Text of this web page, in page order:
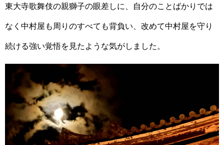
東大寺歌舞伎の親獅子の眼差しに、自分のことばかりでは
なく中村屋も周りのすべても背負い、改めて中村屋を守り
続ける強い覚悟を見たような気がしました。